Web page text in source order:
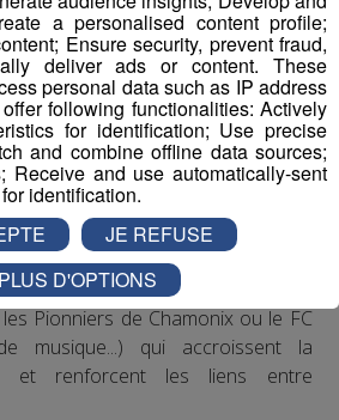
de travail : des rehausseurs de
aux salariés qui le souhaitaient.
au travail, le Groupe Mont Blanc
depuis plusieurs années des
qui permettent à ses
des moments conviviaux qui
du travail. De plus, il est
aux salariés de participer à des
sportives avec les clubs
Pionniers de Chamonix ou le FC
musique...) qui accroissent la
et renforcent les liens entre
a personalised content profile;
Ensure security, prevent fraud,
deliver ads or content. These
personal data such as IP address
following functionalities: Actively
for identification; Use precise
and combine offline data sources;
Receive and use automatically-sent
identification.
JE REFUSE
PLUS D'OPTIONS